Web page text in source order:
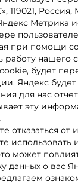
119021,
Метрика
при помощи
работу нашего
будет
Яндекс
для нас
эту
отказаться от
использовать
может
данных о вас
и
и не
где-